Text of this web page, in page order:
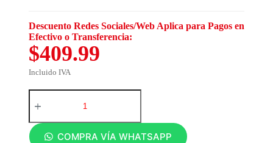
Descuento Redes Sociales/Web Aplica para Pagos en
Efectivo o Transferencia:
$409.99
Incluido IVA
COMPRA VÍA WHATSAPP